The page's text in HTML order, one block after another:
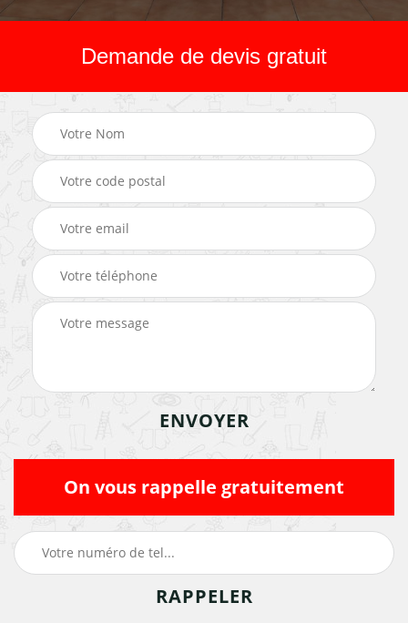
Demande de devis gratuit
On vous rappelle gratuitement